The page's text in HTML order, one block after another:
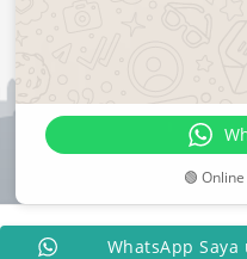
🟢
WhatsApp